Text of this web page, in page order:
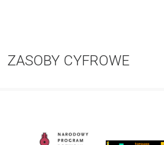
ZASOBY CYFROWE